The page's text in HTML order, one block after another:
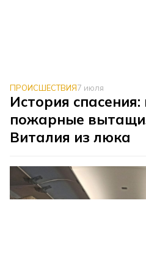
ПРОИСШЕСТВИЯ7 июля
История спасения:
пожарные
Виталия из люка